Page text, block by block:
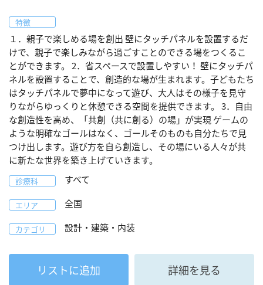
特徴
１．親子で楽しめる場を創出 壁にタッチパネルを設置するだ
けで、親子で楽しみながら過ごすことのできる場をつくるこ
とができます。 2．省スペースで設置しやすい！ 壁にタッチパ
ネルを設置することで、創造的な場が生まれます。子どもたち
はタッチパネルで夢中になって遊び、大人はその様子を見守
りながらゆっくりと休憩できる空間を提供できます。 3．自由
な創造性を高め、「共創（共に創る）の場」が実現 ゲームの
ような明確なゴールはなく、ゴールそのものも自分たちで見
つけ出します。遊び方を自ら創造し、その場にいる人々が共
に新たな世界を築き上げていきます。
診療科 すべて
エリア 全国
カテゴリ 設計・建築・内装
リストに追加 詳細を見る